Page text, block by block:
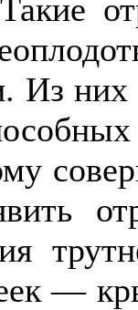
Из
—